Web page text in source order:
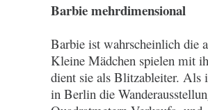
Barbie mehrdimensional
Barbie ist wahrscheinlich die
Kleine Mädchen spielen mit
dient sie als Blitzableiter. Als
in Berlin die